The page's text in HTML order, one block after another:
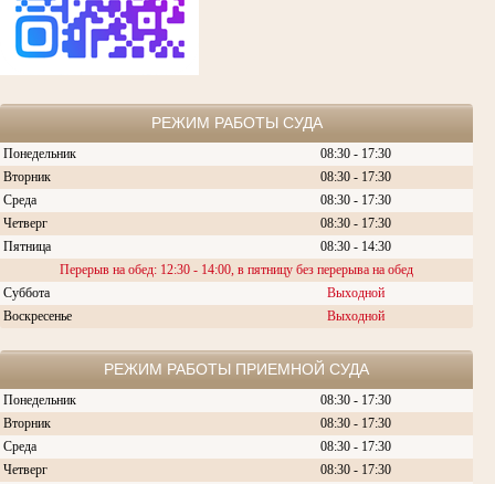
РЕЖИМ РАБОТЫ СУДА
Понедельник
08:30 - 17:30
Вторник
08:30 - 17:30
Среда
08:30 - 17:30
Четверг
08:30 - 17:30
Пятница
08:30 - 14:30
Перерыв на обед: 12:30 - 14:00, в пятницу без перерыва на обед
Суббота
Выходной
Воскресенье
Выходной
РЕЖИМ РАБОТЫ ПРИЕМНОЙ СУДА
Понедельник
08:30 - 17:30
Вторник
08:30 - 17:30
Среда
08:30 - 17:30
Четверг
08:30 - 17:30